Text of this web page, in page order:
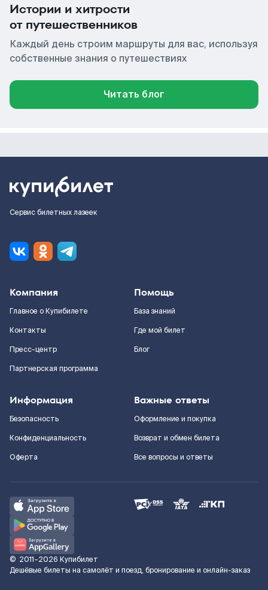
Истории и хитрости
от путешественников
Каждый день строим маршруты для вас, используя
собственные знания о путешествиях
Читать блог
Сервис билетных лазеек
Компания
Главное о Купибилете
Контакты
Пресс-центр
Партнерская программа
Помощь
База знаний
Где мой билет
Блог
Информация
Безопасность
Конфиденциальность
Оферта
Важные ответы
Оформление и покупка
Возврат и обмен билета
Все вопросы и ответы
© 2011–2026 Купибилет
Дешёвые билеты на самолёт и поезд, бронирование и онлайн-заказ